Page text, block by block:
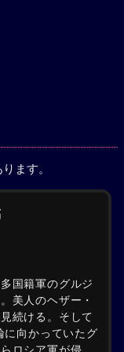
ます。
国籍軍のグルジ
美人のヘザー・
続ける。そして
に向かっていたグ